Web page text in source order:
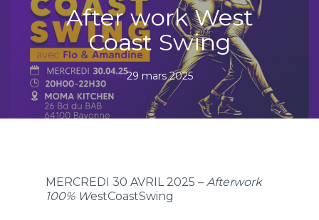
After work West
Coast Swing
29 mars 2025
MERCREDI 30 AVRIL 2025 – Afterwork
100% WestCoastSwing